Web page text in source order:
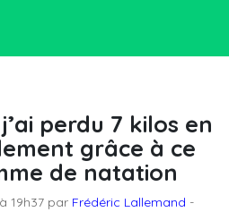
perdu 7 kilos en
grâce à ce
de natation
19h37 par Frédéric Lallemand -